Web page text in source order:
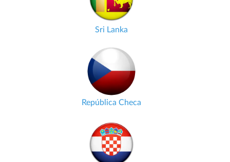
Sri Lanka
República Checa